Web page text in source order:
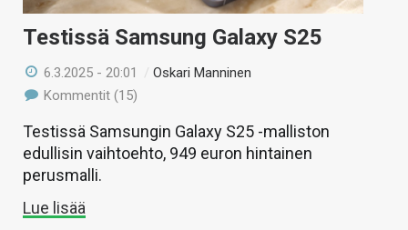
Testissä Samsung Galaxy S25
6.3.2025 - 20:01 /Oskari Manninen
Kommentit (15)
Testissä Samsungin Galaxy S25 -malliston
edullisin vaihtoehto, 949 euron hintainen
perusmalli.
Lue lisää